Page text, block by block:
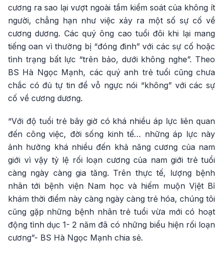
cương ra sao lại vượt ngoài tầm kiểm soát của không ít
người, chẳng hạn như việc xảy ra một số sự cố về
cương dương. Các quý ông cao tuổi đôi khi lại mang
tiếng oan vì thường bị “đóng đinh” với các sự cố hoặc
tình trạng bất lực “trên bảo, dưới không nghe”. Theo
BS Hà Ngọc Mạnh, các quý anh trẻ tuổi cũng chưa
chắc có đủ tự tin để vỗ ngực nói “không” với các sự
cố về cương dương.
“Với độ tuổi trẻ bây giờ có khá nhiều áp lực liên quan
đến công việc, đời sống kinh tế… những áp lực này
ảnh hưởng khá nhiều đến khả năng cương của nam
giới vì vậy tỷ lệ rối loạn cương của nam giới trẻ tuổi
càng ngày càng gia tăng. Trên thực tế, lượng bệnh
nhân tới bệnh viện Nam học và hiếm muộn Vịệt Bỉ
khám thời điểm này càng ngày càng trẻ hóa, chúng tôi
cũng gặp những bệnh nhân trẻ tuổi vừa mới có hoạt
động tình dục 1- 2 năm đã có những biểu hiện rối loạn
cương”- BS Hà Ngọc Mạnh chia sẻ.